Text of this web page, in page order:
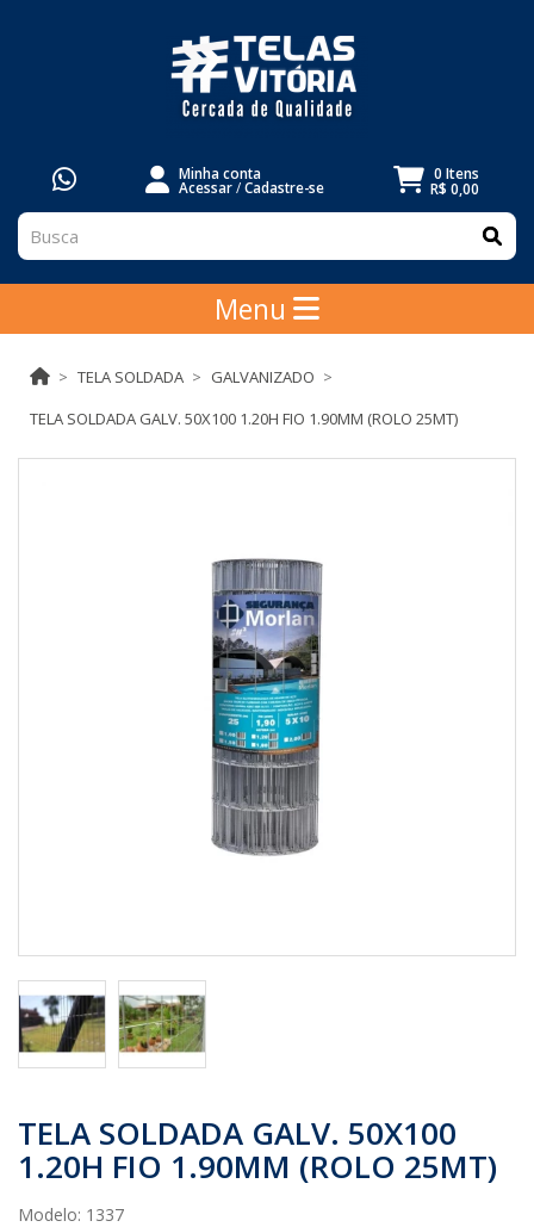
Minha conta
Acessar/Cadastre-se
0 Itens
R$ 0,00
Menu
TELA SOLDADA
GALVANIZADO
TELA SOLDADA GALV. 50X100 1.20H FIO 1.90MM (ROLO 25MT)
TELA SOLDADA GALV. 50X100
1.20H FIO 1.90MM (ROLO 25MT)
Modelo: 1337